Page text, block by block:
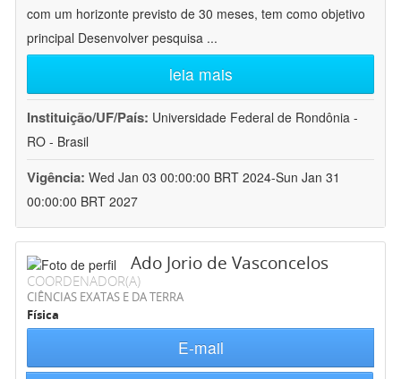
com um horizonte previsto de 30 meses, tem como objetivo
principal Desenvolver pesquisa ...
leia mais
Instituição/UF/País: Universidade Federal de Rondônia -
RO - Brasil
Vigência: Wed Jan 03 00:00:00 BRT 2024-Sun Jan 31
00:00:00 BRT 2027
Ado Jorio de Vasconcelos
COORDENADOR(A)
CIÊNCIAS EXATAS E DA TERRA
Física
E-mail